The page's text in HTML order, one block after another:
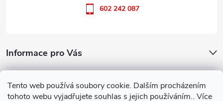
Tento web používá soubory cookie. Dalším procházením
tohoto webu vyjadřujete souhlas s jejich používáním.. Více
Informace pro Vás
Kontakt
602 242 087